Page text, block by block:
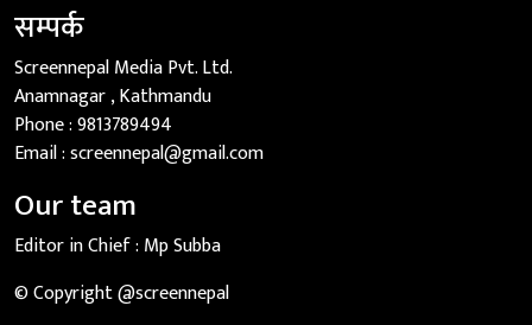
सम्पर्क
Screennepal Media Pvt. Ltd.
Anamnagar , Kathmandu
Phone :9813789494
Email :screennepal@gmail.com
Our team
Editor in Chief : Mp Subba
© Copyright @screennepal